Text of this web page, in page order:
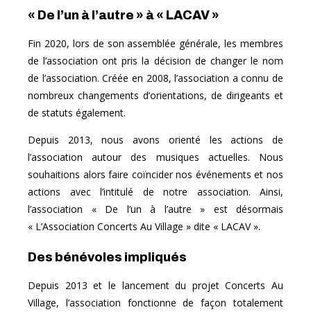
« De l’un à l’autre » à « LACAV »
Fin 2020, lors de son assemblée générale, les membres
de l’association ont pris la décision de changer le nom
de l’association. Créée en 2008, l’association a connu de
nombreux changements d’orientations, de dirigeants et
de statuts également.
Depuis 2013, nous avons orienté les actions de
l’association autour des musiques actuelles. Nous
souhaitions alors faire coïncider nos événements et nos
actions avec l’intitulé de notre association. Ainsi,
l’association « De l’un à l’autre » est désormais
« L’Association Concerts Au Village » dite « LACAV ».
Des bénévoles impliqués
Depuis 2013 et le lancement du projet Concerts Au
Village, l’association fonctionne de façon totalement